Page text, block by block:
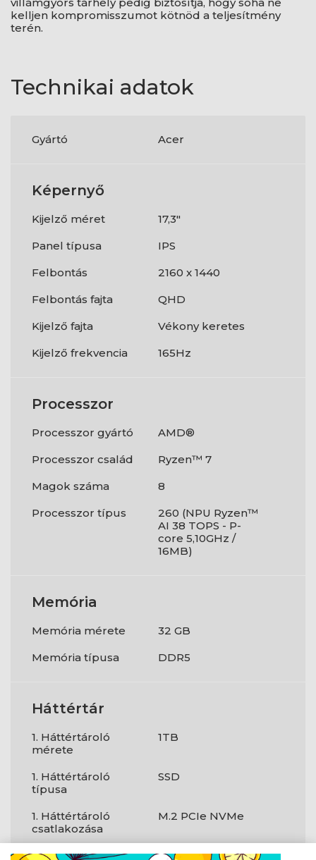
kelljen kompromisszumot kötnöd a teljesítmény
terén.
Technikai adatok
Gyártó Acer
Képernyő
Kijelző méret
17,3"
Panel típusa
IPS
Felbontás
2160 x 1440
Felbontás fajta
QHD
Kijelző fajta
Vékony keretes
Kijelző frekvencia
165Hz
Processzor
Processzor gyártó
AMD®
Processzor család
Ryzen™ 7
Magok száma
8
Processzor típus
260 (NPU Ryzen™
AI 38 TOPS - P-
core 5,10GHz /
16MB)
Memória
Memória mérete
32 GB
Memória típusa
DDR5
Háttértár
1. Háttértároló
mérete
1TB
1. Háttértároló
típusa
SSD
1. Háttértároló
csatlakozása
M.2 PCIe NVMe
SSD van benne Igen